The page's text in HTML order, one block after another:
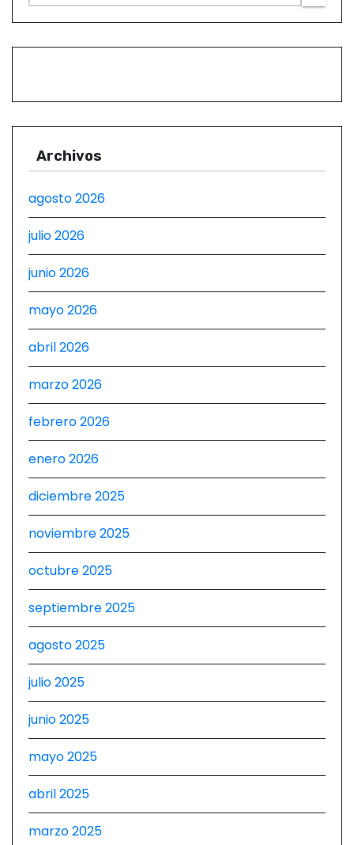
a
d
a
s
Archivos
agosto 2026
julio 2026
junio 2026
mayo 2026
abril 2026
marzo 2026
febrero 2026
enero 2026
diciembre 2025
noviembre 2025
octubre 2025
septiembre 2025
agosto 2025
julio 2025
junio 2025
mayo 2025
abril 2025
marzo 2025